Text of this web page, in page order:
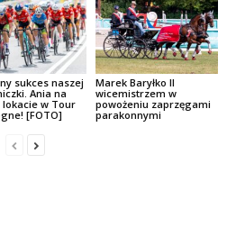
sukces naszej
Ania na
w Tour
[FOTO]
Marek Baryłko II
wicemistrzem w
powożeniu zaprzęgami
parakonnymi